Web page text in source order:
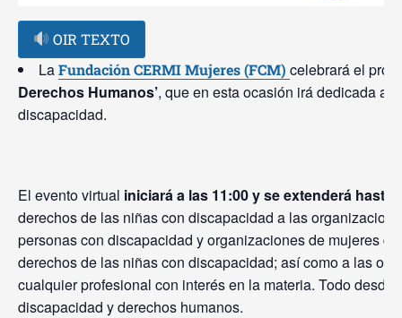
OIR TEXTO
LaFundación CERMI Mujeres (FCM) celebrará el
Derechos Humanos’, que en esta ocasión irá dedicada a
discapacidad.
El evento virtual iniciará a las 11:00 y se extenderá hasta
derechos de las niñas con discapacidad a las
personas con discapacidad y organizaciones de mujeres
derechos de las niñas con discapacidad; así como a las
cualquier profesional con interés en la materia. Todo
discapacidad y derechos humanos.